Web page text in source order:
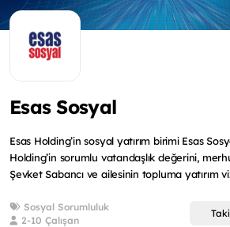
Esas Sosyal
Esas Holding’in sosyal yatırım birimi Esas
Holding’in sorumlu vatandaşlık değerini,
Şevket Sabancı ve ailesinin topluma yatırım
Sosyal Sorumluluk
2-10 Çalışan